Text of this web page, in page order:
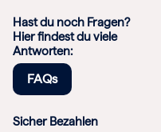
Hast du noch Fragen?
Hier findest du viele
Antworten:
FAQs
Sicher Bezahlen